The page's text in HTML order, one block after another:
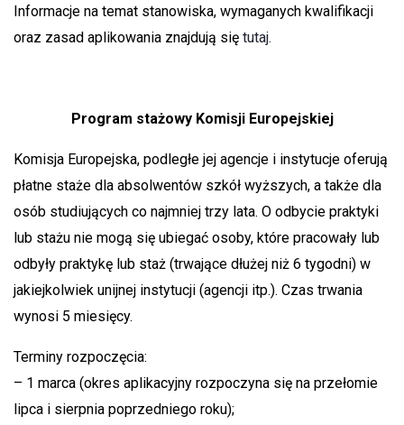
Informacje na temat stanowiska, wymaganych kwalifikacji
oraz zasad aplikowania znajdują się tutaj.
Program stażowy Komisji Europejskiej
Komisja Europejska, podległe jej agencje i instytucje oferują
płatne staże dla absolwentów szkół wyższych, a także dla
osób studiujących co najmniej trzy lata. O odbycie praktyki
lub stażu nie mogą się ubiegać osoby, które pracowały lub
odbyły praktykę lub staż (trwające dłużej niż 6 tygodni) w
jakiejkolwiek unijnej instytucji (agencji itp.). Czas trwania
wynosi 5 miesięcy.
Terminy rozpoczęcia:
– 1 marca (okres aplikacyjny rozpoczyna się na przełomie
lipca i sierpnia poprzedniego roku);